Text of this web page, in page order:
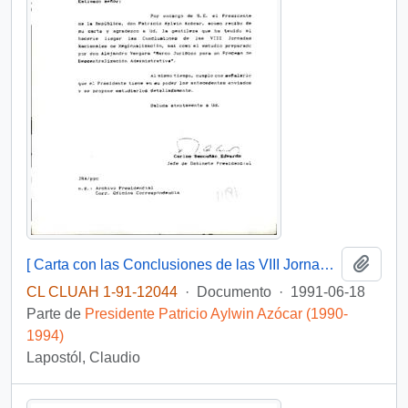
[ Carta con las Conclusiones de las VIII Jornadas Nacionales de Regionalización, y el informe "Marco Jurídico para un Proceso de Descentralización Administrativa"]
CL CLUAH 1-91-12044 · Documento · 1991-06-18
Parte de Presidente Patricio Aylwin Azócar (1990-
1994)
Lapostól, Claudio